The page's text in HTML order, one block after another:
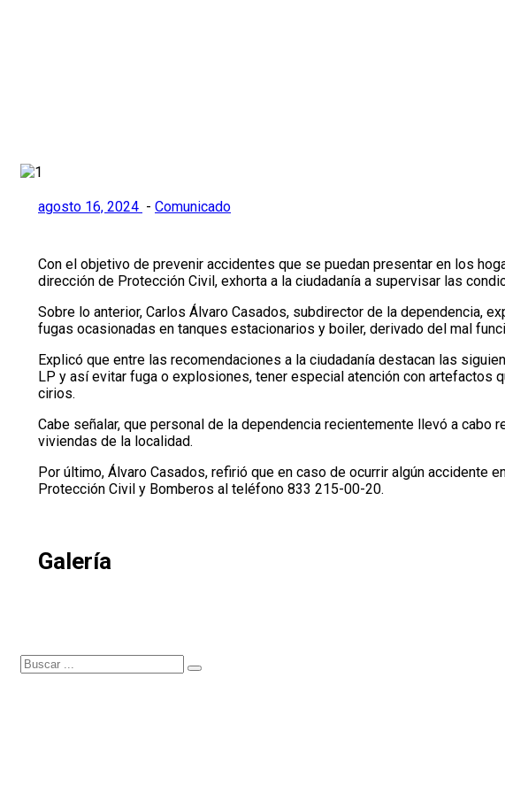
agosto 16, 2024 - Comunicado
Con el objetivo de prevenir accidentes que se puedan presentar en los
dirección de Protección Civil, exhorta a la ciudadanía a supervisar las
Sobre lo anterior, Carlos Álvaro Casados, subdirector de la dependencia,
fugas ocasionadas en tanques estacionarios y boiler, derivado del mal
Explicó que entre las recomendaciones a la ciudadanía destacan las
LP y así evitar fuga o explosiones, tener especial atención con
cirios.
Cabe señalar, que personal de la dependencia recientemente llevó a
viviendas de la localidad.
Por último, Álvaro Casados, refirió que en caso de ocurrir algún accidente
Protección Civil y Bomberos al teléfono 833 215-00-20.
Galería